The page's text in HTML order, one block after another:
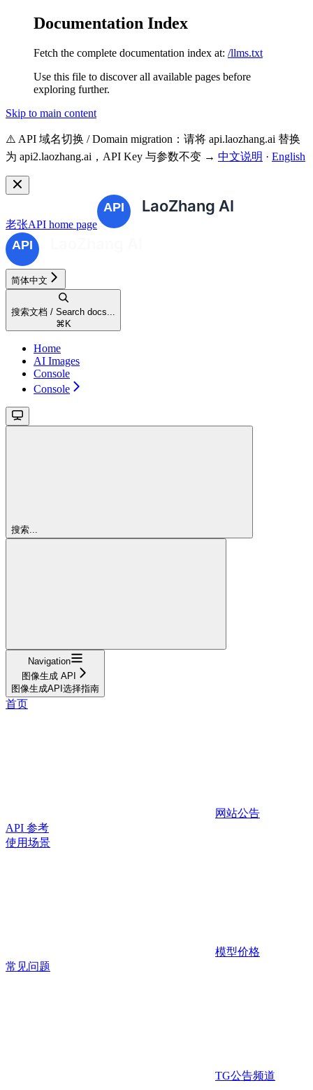
Documentation Index
Fetch the complete documentation index at: /llms.txt
Use this file to discover all available pages before
exploring further.
Skip to main content
⚠️ API 域名切换 / Domain migration：请将 api.laozhang.ai 替换
为 api2.laozhang.ai，API Key 与参数不变 → 中文说明 · English
老张API home page
简体中文
搜索文档 / Search docs...
⌘ K
Home
AI Images
Console
Console
搜索...
Navigation
图像生成 API
图像生成API选择指南
首页
网站公告
API 参考
使用场景
模型价格
常见问题
TG公告频道